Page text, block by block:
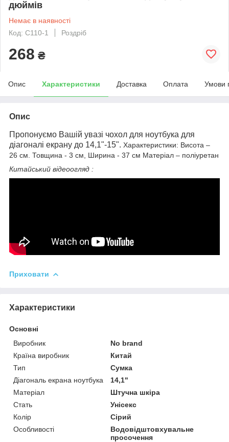
дюймів
Немає в наявності
Код: С110-1
Роздріб
268 ₴
Опис Характеристики Доставка Оплата Умови
Опис
Пропонуємо Вашій увазі чохол для ноутбука для
діагоналі екрану до 14,1"-15". Характеристики: Висота –
26 см. Товщина - 3 см, Ширина - 37 см Матеріал – поліуретан
Китайський відеоогляд :
Приховати
Характеристики
Основні
Виробник
No brand
Країна виробник
Китай
Тип
Сумка
Діагональ екрана ноутбука
14,1"
Матеріал
Штучна шкіра
Стать
Унісекс
Колір
Сірий
Особливості
Водовідштовхувальне
просочення